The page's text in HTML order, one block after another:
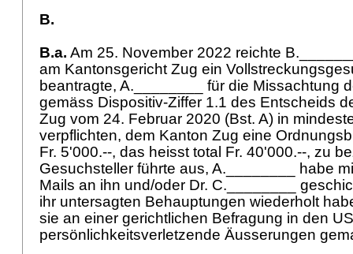
B.
B.a. Am 25. November 2022 reichte
am Kantonsgericht Zug ein
beantragte, A.________ für die Missachtung
gemäss Dispositiv-Ziffer 1.1 des Entscheids
Zug vom 24. Februar 2020 (Bst. A) in
verpflichten, dem Kanton Zug eine
Fr. 5'000.--, das heisst total Fr. 40'000.--, zu
Gesuchsteller führte aus, A.________ habe
Mails an ihn und/oder Dr. C.________
ihr untersagten Behauptungen wiederholt
sie an einer gerichtlichen Befragung in den
persönlichkeitsverletzende Äusserungen